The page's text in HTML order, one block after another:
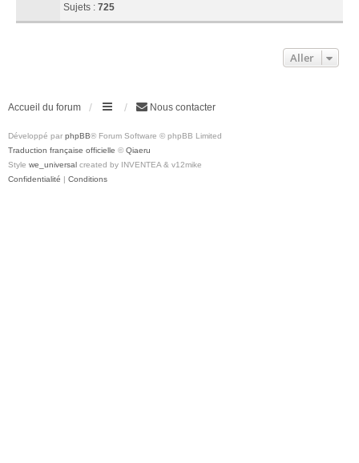
Sujets : 725
Aller
Accueil du forum Nous contacter
Développé par phpBB® Forum Software © phpBB Limited
Traduction française officielle © Qiaeru
Style we_universal created by INVENTEA & v12mike
Confidentialité | Conditions